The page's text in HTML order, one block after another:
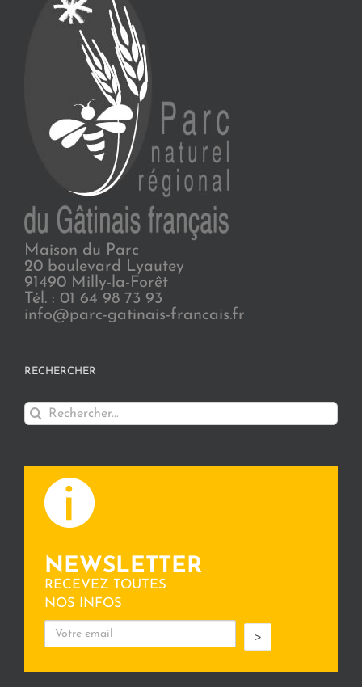
Maison du Parc
20 boulevard Lyautey
91490 Milly-la-Forêt
Tél. : 01 64 98 73 93
info@parc-gatinais-francais.fr
RECHERCHER
Rechercher:
NEWSLETTER
RECEVEZ TOUTES
NOS INFOS
>